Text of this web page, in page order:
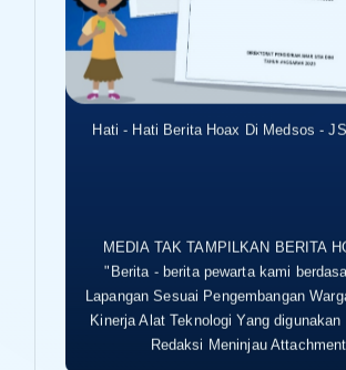
Hati - Hati Berita Hoax Di Medsos -
MEDIA TAK TAMPILKAN BERITA
"Berita - berita pewarta kami
Lapangan Sesuai Pengembangan
Kinerja Alat Teknologi Yang digunakan
Redaksi Meninjau Attachment